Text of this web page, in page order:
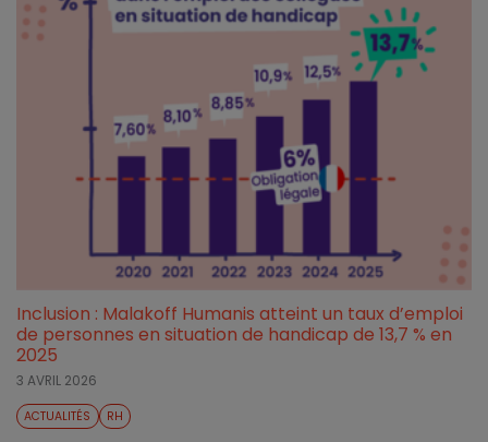
Inclusion : Malakoff Humanis atteint un taux d’emploi
de personnes en situation de handicap de 13,7 % en
2025
3 AVRIL 2026
ACTUALITÉS RH